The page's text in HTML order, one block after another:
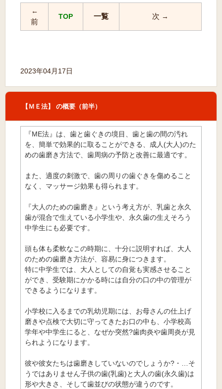
←
前
TOP 一覧 次 →
2023年04月17日
【ＭＥ法】 の概要（前半）
『ME法』は、歯と歯ぐきの境目、歯と歯の間の汚れ
を、簡単で効果的に取ることができる、成人(大人)のた
めの歯磨き方法で、歯周病の予防と改善に最適です。
また、適度の刺激で、歯の周りの歯ぐきを傷めること
なく、マッサージ効果も得られます。
『大人のための歯磨き』という考え方が、乳歯と永久
歯が混合で生えている小学生や、永久歯の生えそろう
中学生にも必要です。
頭も体も柔軟なこの時期に、十分に説明すれば、大人
のための歯磨き方法が、容易に身につきます。
特に中学生では、大人としての自覚も実感させること
ができ、受験期にかかる時には自分の口の中の管理が
できるようになります。
小学校に入るまでの乳幼児期には、お母さんの仕上げ
磨きや点検で大切に守ってきたお口の中も、小学校高
学年や中学生にると、なぜか突然?歯肉炎や歯周炎が見
られようになります。
彼や彼女たちは歯磨きしていないのでしょうか?・…そ
うではありません子供の歯(乳歯)と大人の歯(永久歯)は
形や大きさ、そして歯並びの状態が違うのです。